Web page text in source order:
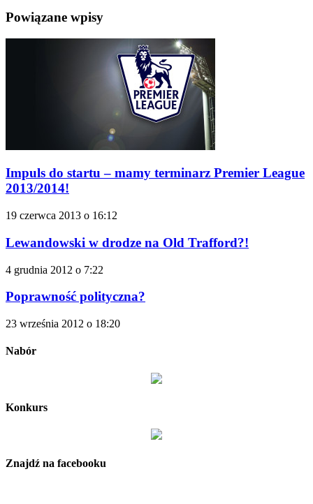
Powiązane wpisy
Impuls do startu – mamy terminarz Premier League
2013/2014!
19 czerwca 2013 o 16:12
Lewandowski w drodze na Old Trafford?!
4 grudnia 2012 o 7:22
Poprawność polityczna?
23 września 2012 o 18:20
Nabór
Konkurs
Znajdź na facebooku